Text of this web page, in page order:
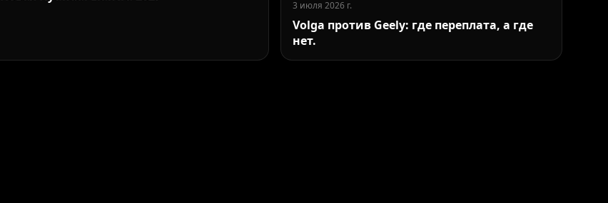
3 июля 2026 г.
Volga против Geely: где переплата, а где
нет.